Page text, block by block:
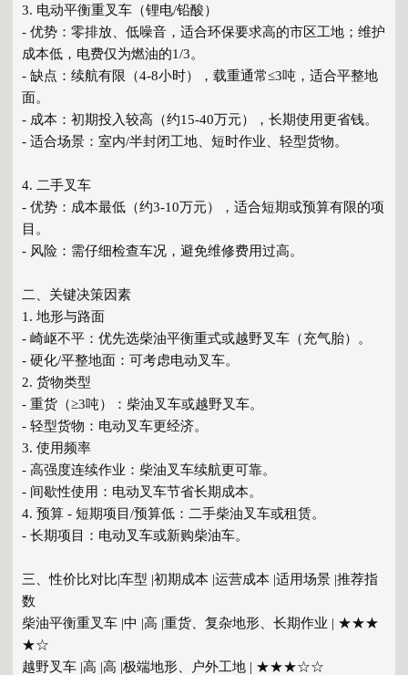
3. 电动平衡重叉车（锂电/铅酸）
- 优势：零排放、低噪音，适合环保要求高的市区工地；维护
成本低，电费仅为燃油的1/3。
- 缺点：续航有限（4-8小时），载重通常≤3吨，适合平整地
面。
- 成本：初期投入较高（约15-40万元），长期使用更省钱。
- 适合场景：室内/半封闭工地、短时作业、轻型货物。
4. 二手叉车
- 优势：成本最低（约3-10万元），适合短期或预算有限的项
目。
- 风险：需仔细检查车况，避免维修费用过高。
二、关键决策因素
1. 地形与路面
- 崎岖不平：优先选柴油平衡重式或越野叉车（充气胎）。
- 硬化/平整地面：可考虑电动叉车。
2. 货物类型
- 重货（≥3吨）：柴油叉车或越野叉车。
- 轻型货物：电动叉车更经济。
3. 使用频率
- 高强度连续作业：柴油叉车续航更可靠。
- 间歇性使用：电动叉车节省长期成本。
4. 预算 - 短期项目/预算低：二手柴油叉车或租赁。
- 长期项目：电动叉车或新购柴油车。
三、性价比对比|车型 |初期成本 |运营成本 |适用场景 |推荐指
数
柴油平衡重叉车 |中 |高 |重货、复杂地形、长期作业 | ★★★
★☆
越野叉车 |高 |高 |极端地形、户外工地 | ★★★☆☆